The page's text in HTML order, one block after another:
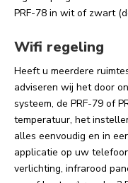
PRF-78 in wit of zwart
Wifi regeling
Heeft u meerdere
adviseren wij het door
systeem, de PRF-79 of
temperatuur, het
alles eenvoudig en in
applicatie op uw
verlichting, infrarood